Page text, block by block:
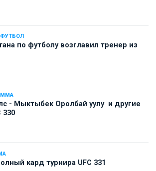
ФУТБОЛ
по футболу возглавил тренер из
ММА
- Мыктыбек Оролбай уулу и другие
330
кард турнира UFC 331